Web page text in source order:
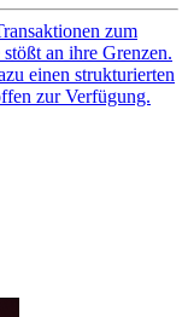
zum
an ihre Grenzen.
einen strukturierten
zur Verfügung.